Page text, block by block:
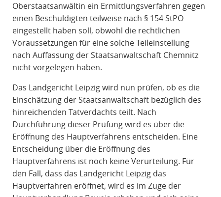
Oberstaatsanwältin ein Ermittlungsverfahren gegen
einen Beschuldigten teilweise nach § 154 StPO
eingestellt haben soll, obwohl die rechtlichen
Voraussetzungen für eine solche Teileinstellung
nach Auffassung der Staatsanwaltschaft Chemnitz
nicht vorgelegen haben.
Das Landgericht Leipzig wird nun prüfen, ob es die
Einschätzung der Staatsanwaltschaft bezüglich des
hinreichenden Tatverdachts teilt. Nach
Durchführung dieser Prüfung wird es über die
Eröffnung des Hauptverfahrens entscheiden. Eine
Entscheidung über die Eröffnung des
Hauptverfahrens ist noch keine Verurteilung. Für
den Fall, dass das Landgericht Leipzig das
Hauptverfahren eröffnet, wird es im Zuge der